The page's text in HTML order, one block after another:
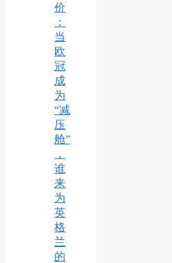
价
：
当
欧
冠
成
为
“减
压
舱”
，
谁
来
为
英
格
兰
的